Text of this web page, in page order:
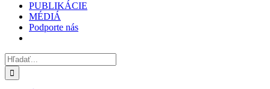
PUBLIKÁCIE
MÉDIÁ
Podporte nás
Hľadať: